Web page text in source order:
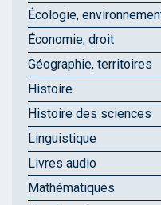
Écologie,
Économie, droit
Géographie, territoires
Histoire
Histoire des sciences
Linguistique
Livres audio
Mathématiques